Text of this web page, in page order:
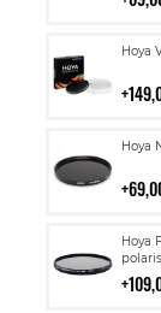
Hoya
Lisää
Hoya
Lisää
Hoya
Lisää